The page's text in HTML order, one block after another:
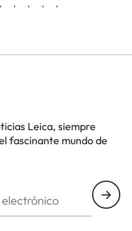
Leica, siempre
fascinante mundo de